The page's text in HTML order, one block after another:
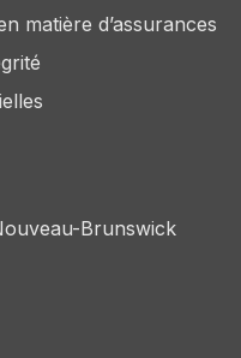
matière d’assurances
Brunswick